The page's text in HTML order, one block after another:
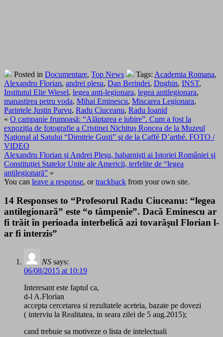
Posted in Documentare, Top News Tags: Academia Romana,
Alexandru Florian, andrei plesu, Dan Berindei, Dughin, INST,
Institutul Elie Wiesel, legea anti-legionara, legea antilegionara,
manastirea petru voda, Mihai Eminescu, Miscarea Legionara,
Parintele Justin Parvu, Radu Ciuceanu, Radu Ioanid
« O campanie frumoasă: “Alăptarea e iubire”. Cum a fost la
expoziţia de fotografie a Cristinei Nichituş Roncea de la Muzeul
Naţional al Satului “Dimitrie Gusti” şi de la Caffé D’arthé. FOTO /
VIDEO
Alexandru Florian şi Andrei Pleşu, habarnişti ai Istoriei României şi
Constituţiei Statelor Unite ale Americii, terfelite de “legea
antilegionară” »
You can leave a response, ortrackback from your own site.
14 Responses to “Profesorul Radu Ciuceanu: “legea
antilegionară” este “o tâmpenie”. Dacă Eminescu ar
fi trăit în perioada interbelică azi tovarăşul Florian l-
ar fi interzis”
NS says:
06/08/2015 at 10:19
Interesant este faptul ca,
d-l A.Florian
accepta cercetarea si rezultatele aceteia, bazate pe dovezi
( interviu la Realitatea, in seara zilei de 5 aug.2015);
cand trebuie sa motiveze o lista de intelectuali